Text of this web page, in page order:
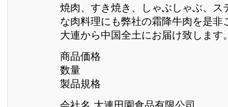
焼肉、すき焼き、しゃぶしゃぶ、ス
な肉料理にも弊社の霜降牛肉を是非
大連から中国全土にお届け致します
商品価格
数量
製品規格